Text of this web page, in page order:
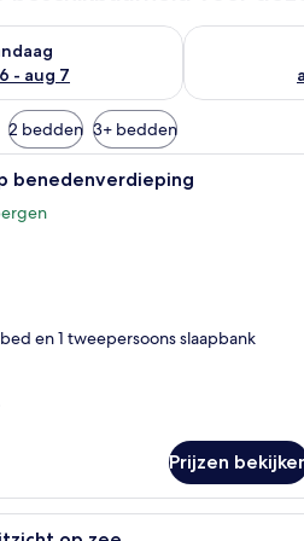
- aug 7
controleren voor vanavond aug
De
2 bedden 3+ bedden
Een moderne hotelkamer
benedenverdieping
en 1 tweepersoons slaapbank
Prijzen
Een moderne hotelkamer